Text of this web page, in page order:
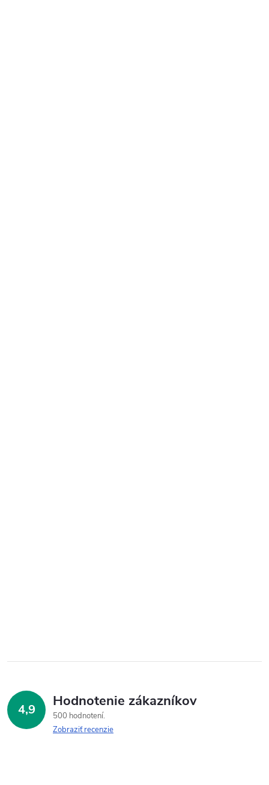
4,9 Hodnotenie zákazníkov
500 hodnotení
Zobraziť recenzie